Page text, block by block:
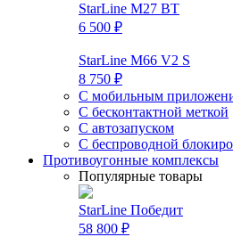
StarLine M27 BT
6 500 ₽
StarLine M66 V2 S
8 750 ₽
С мобильным
С бесконтактной меткой
С автозапуском
С беспроводной
Противоугонные комплексы
Популярные товары
StarLine Победит
58 800 ₽